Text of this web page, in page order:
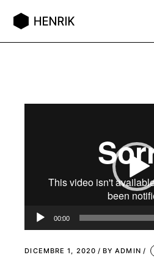
00:00
DICEMBRE 1, 2020 BY ADMIN